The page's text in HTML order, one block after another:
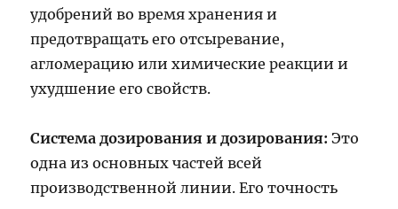
удобрений во время хранения и
предотвращать его отсыревание,
агломерацию или химические реакции и
ухудшение его свойств.
Система дозирования и дозирования: Это
одна из основных частей всей
производственной линии. Его точность